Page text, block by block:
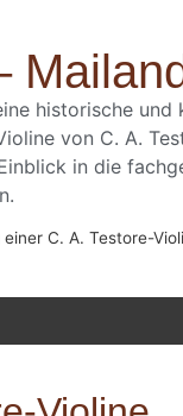
historische
von C. A.
in die
C. A. Testore-